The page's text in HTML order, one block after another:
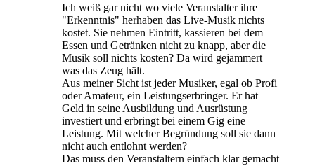
Ich weiß gar nicht wo viele Veranstalter ihre
"Erkenntnis" herhaben das Live-Musik nichts
kostet. Sie nehmen Eintritt, kassieren bei dem
Essen und Getränken nicht zu knapp, aber die
Musik soll nichts kosten? Da wird gejammert
was das Zeug hält.
Aus meiner Sicht ist jeder Musiker, egal ob Profi
oder Amateur, ein Leistungserbringer. Er hat
Geld in seine Ausbildung und Ausrüstung
investiert und erbringt bei einem Gig eine
Leistung. Mit welcher Begründung soll sie dann
nicht auch entlohnt werden?
Das muss den Veranstaltern einfach klar gemacht